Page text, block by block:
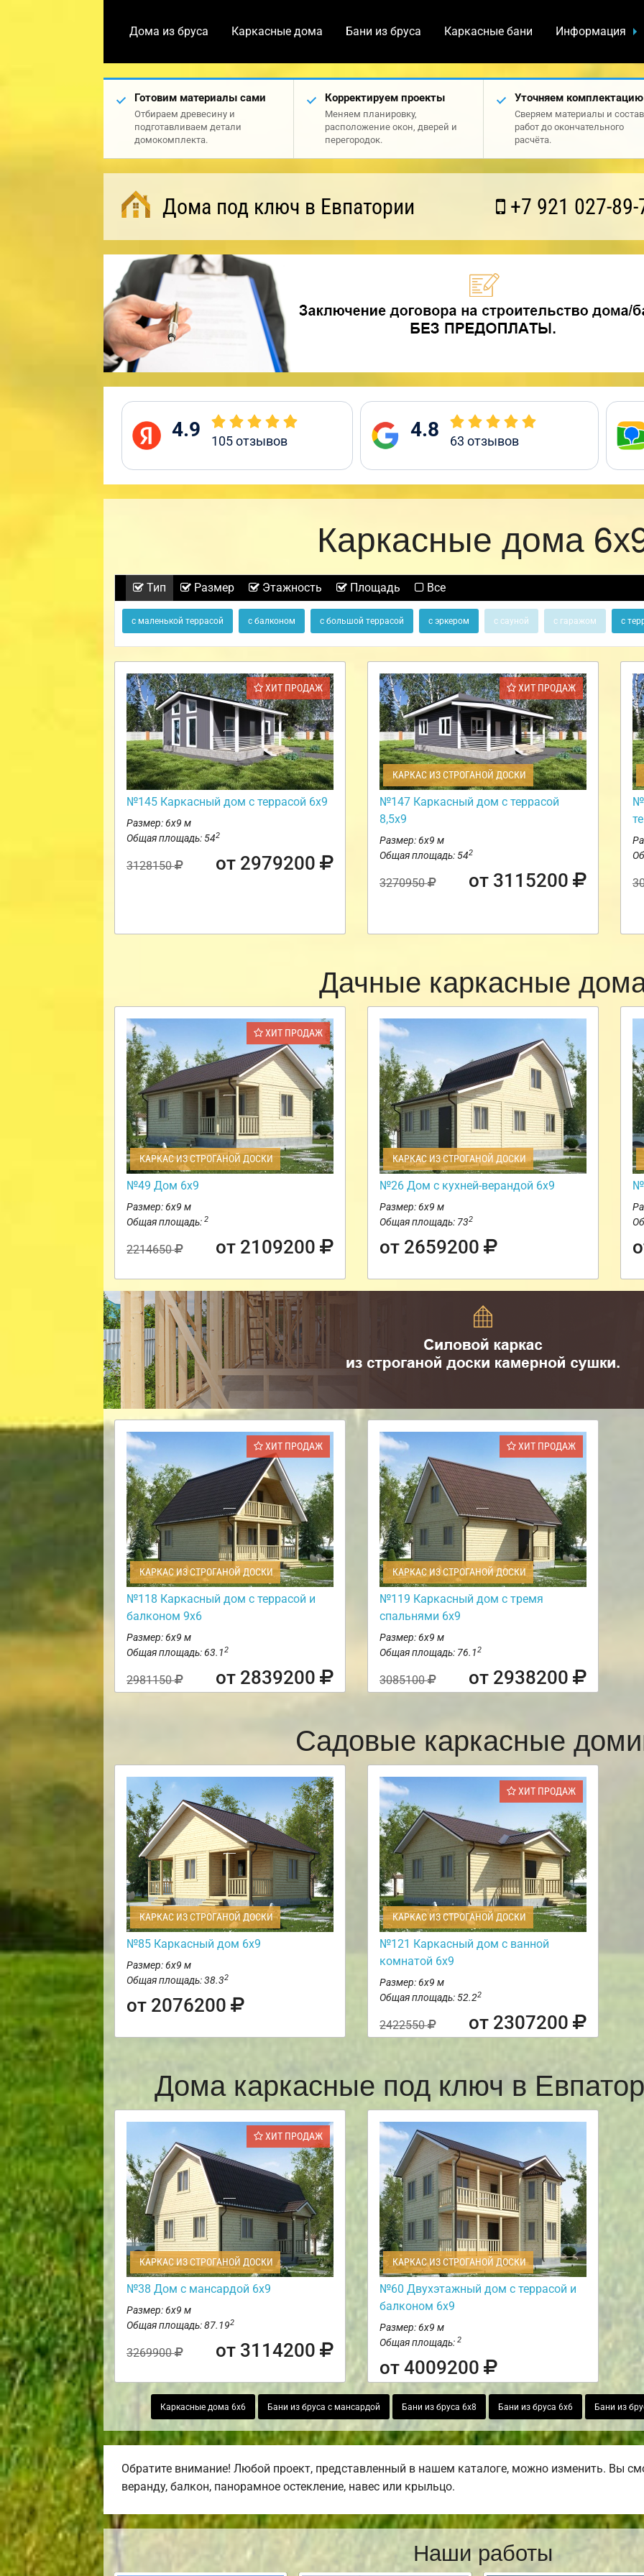
Дома из бруса Каркасные дома Бани из бруса Каркасные бани Информация
Готовим материалы сами
Отбираем древесину и
подготавливаем детали
домокомплекта.
Корректируем проекты
Меняем планировку,
расположение окон, дверей и
перегородок.
Уточняем комплектацию
Сверяем материалы и состав
работ до окончательного
расчёта.
Дома под ключ в Евпатории +7 921 027-89-
4.9 105отзывов 4.8 63 отзывов
Каркасные дома
Тип Размер Этажность Площадь Все
с маленькой террасой с балконом с большой террасой с эркером с сауной с гаражом с
ХИТ ПРОДАЖ
№145 Каркасный дом с террасой 6х9
Размер: 6х9 м
Общая площадь: 542
3128150 от 2979200
ХИТ ПРОДАЖ
КАРКАС ИЗ СТРОГАНОЙ ДОСКИ
№147 Каркасный дом с террасой
8,5х9
Размер: 6х9 м
Общая площадь: 542
3270950 от 3115200
Дачные каркасные
ХИТ ПРОДАЖ
КАРКАС ИЗ СТРОГАНОЙ ДОСКИ
№49 Дом 6х9
Размер: 6х9 м
Общая площадь: 2
2214650 от 2109200
КАРКАС ИЗ СТРОГАНОЙ ДОСКИ
№26 Дом с кухней-верандой 6х9
Размер: 6х9 м
Общая площадь: 732
от 2659200
ХИТ ПРОДАЖ
КАРКАС ИЗ СТРОГАНОЙ ДОСКИ
№118 Каркасный дом с террасой и
балконом 9х6
Размер: 6х9 м
Общая площадь: 63.12
2981150 от 2839200
ХИТ ПРОДАЖ
КАРКАС ИЗ СТРОГАНОЙ ДОСКИ
№119 Каркасный дом с тремя
спальнями 6х9
Размер: 6х9 м
Общая площадь: 76.12
3085100 от 2938200
Садовые каркасные
КАРКАС ИЗ СТРОГАНОЙ ДОСКИ
№85 Каркасный дом 6х9
Размер: 6х9 м
Общая площадь: 38.32
от 2076200
ХИТ ПРОДАЖ
КАРКАС ИЗ СТРОГАНОЙ ДОСКИ
№121 Каркасный дом с ванной
комнатой 6х9
Размер: 6х9 м
Общая площадь: 52.22
2422550 от 2307200
Дома каркасные под ключ в
ХИТ ПРОДАЖ
КАРКАС ИЗ СТРОГАНОЙ ДОСКИ
№38 Дом с мансардой 6х9
Размер: 6х9 м
Общая площадь: 87.192
3269900 от 3114200
КАРКАС ИЗ СТРОГАНОЙ ДОСКИ
№60 Двухэтажный дом с террасой и
балконом 6х9
Размер: 6х9 м
Общая площадь: 2
от 4009200
Каркасные дома 6х6 Бани из бруса с мансардой Бани из бруса 6х8 Бани из бруса 6х6 Бани из
Обратите внимание! Любой проект, представленный в нашем каталоге, можно изменить. Вы
веранду, балкон, панорамное остекление, навес или крыльцо.
Наши работы